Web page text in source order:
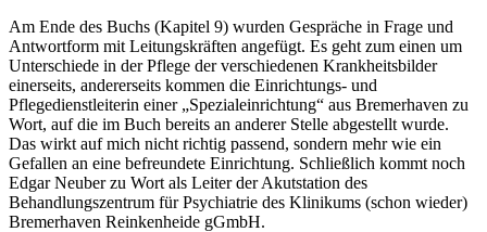
Am Ende des Buchs (Kapitel 9) wurden Gespräche in Frage und
Antwortform mit Leitungskräften angefügt. Es geht zum einen um
Unterschiede in der Pflege der verschiedenen Krankheitsbilder
einerseits, andererseits kommen die Einrichtungs- und
Pflegedienstleiterin einer „Spezialeinrichtung“ aus Bremerhaven zu
Wort, auf die im Buch bereits an anderer Stelle abgestellt wurde.
Das wirkt auf mich nicht richtig passend, sondern mehr wie ein
Gefallen an eine befreundete Einrichtung. Schließlich kommt noch
Edgar Neuber zu Wort als Leiter der Akutstation des
Behandlungszentrum für Psychiatrie des Klinikums (schon wieder)
Bremerhaven Reinkenheide gGmbH.